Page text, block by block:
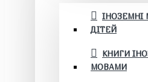
ІНОЗЕМНІ
ДІТЕЙ
КНИГИ
МОВАМИ